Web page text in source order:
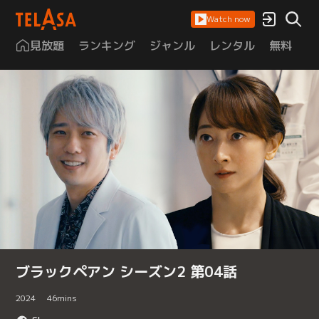
Watch now
見放題 ランキング ジャンル レンタル 無料
ブラックペアン シーズン2 第04話
2024 46mins